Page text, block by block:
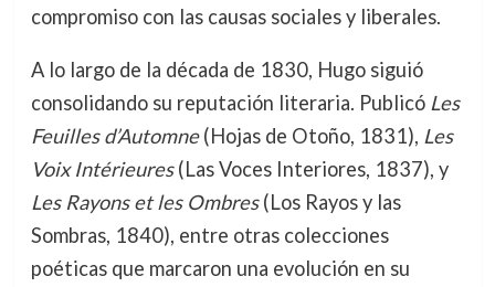
compromiso con las causas sociales y liberales.
A lo largo de la década de 1830, Hugo siguió
consolidando su reputación literaria. Publicó Les
Feuilles d’Automne(Hojas de Otoño, 1831), Les
Voix Intérieures(Las Voces Interiores, 1837), y
Les Rayons et les Ombres(Los Rayos y las
Sombras, 1840), entre otras colecciones
poéticas que marcaron una evolución en su